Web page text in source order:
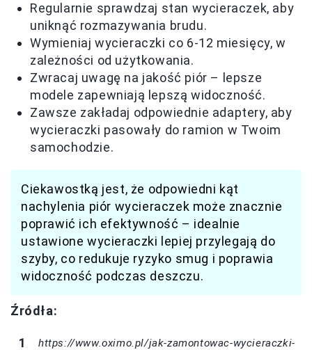
Regularnie sprawdzaj stan wycieraczek, aby
uniknąć rozmazywania brudu.
Wymieniaj wycieraczki co 6-12 miesięcy, w
zależności od użytkowania.
Zwracaj uwagę na jakość piór – lepsze
modele zapewniają lepszą widoczność.
Zawsze zakładaj odpowiednie adaptery, aby
wycieraczki pasowały do ramion w Twoim
samochodzie.
Ciekawostką jest, że odpowiedni kąt
nachylenia piór wycieraczek może znacznie
poprawić ich efektywność – idealnie
ustawione wycieraczki lepiej przylegają do
szyby, co redukuje ryzyko smug i poprawia
widoczność podczas deszczu.
Źródła:
https://www.oximo.pl/jak-zamontowac-wycieraczki-